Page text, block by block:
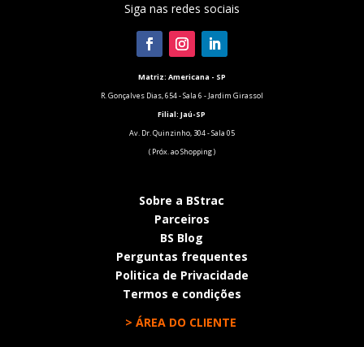
Siga nas redes sociais
Matriz: Americana - SP
R. Gonçalves Dias, 654 - Sala 6 - Jardim Girassol
Filial: Jaú-SP
Av. Dr. Quinzinho, 304 - Sala 05
( Próx. ao Shopping )
Sobre a BStrac
Parceiros
BS Blog
Perguntas frequentes
Politica de Privacidade
Termos e condições
> ÁREA DO CLIENTE